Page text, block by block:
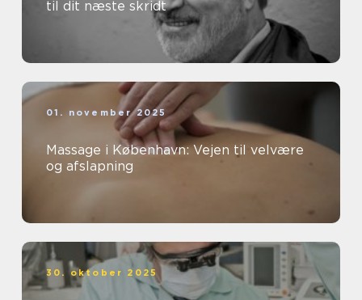
til dit næste skridt
01. november 2025
Massage i København: Vejen til velvære
og afslapning
30. oktober 2025